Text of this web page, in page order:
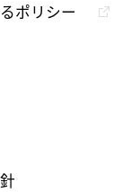
ポリシー